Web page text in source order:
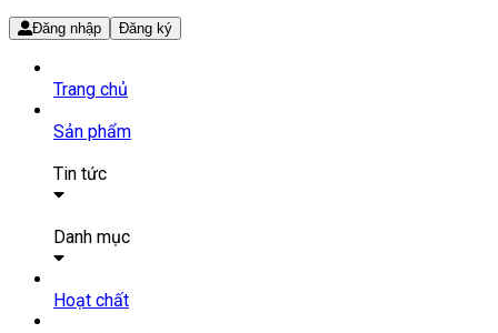
Đăng nhập Đăng ký
Trang chủ
Sản phẩm
Tin tức
Tin tức
Danh mục
SẢN PHẨM THUỐC
Hoạt chất